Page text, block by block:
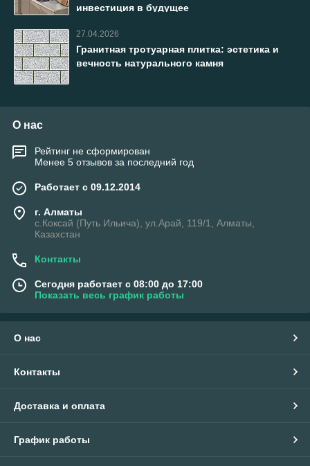
инвестиция в будущее
27.04.2026
Гранитная тротуарная плитка: эстетика и
вечность натурального камня
О нас
Рейтинг не сформирован
Менее 5 отзывов за последний год
Работает с 09.12.2014
г. Алматы
с.Коксай (Путь Ильича), ул.Арай, 119/1, Алматы,
Казахстан
Контакты
Сегодня работает с 08:00 до 17:00
Показать весь график работы
О нас
Контакты
Доставка и оплата
График работы